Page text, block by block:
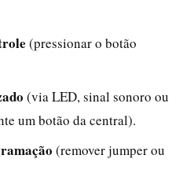
(pressionar o botão
(via LED, sinal sonoro ou
um botão da central).
(remover jumper ou